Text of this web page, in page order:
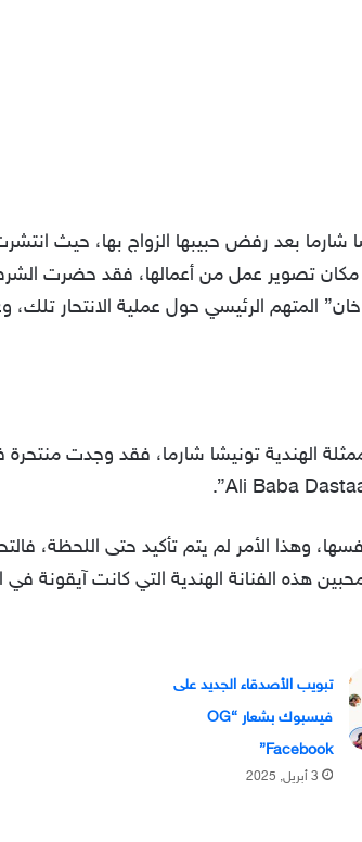
بعد رفض حبيبها الزواج بها، حيث
تصوير عمل من أعمالها، فقد حضرت
المتهم الرئيسي حول عملية الانتحار تلك،
الهندية تونيشا شارما، فقد وجدت
وهذا الأمر لم يتم تأكيد حتى اللحظة،
هذه الفنانة الهندية التي كانت آيقونة في
تبويب الأصدقاء الجديد على
فيسبوك بشعار “OG
Facebook”
3 أبريل, 2025